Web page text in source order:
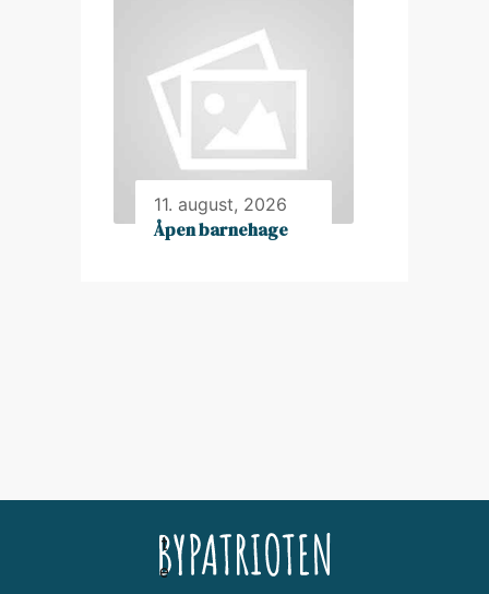
11. august, 2026
Åpen barnehage